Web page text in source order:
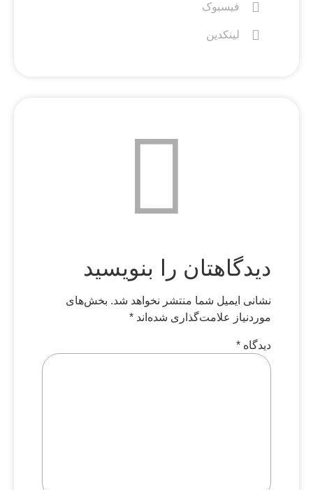
فیسبوک
لینکدین
دیدگاهتان را بنویسید
نشانی ایمیل شما منتشر نخواهد شد. بخش‌های
موردنیاز علامت‌گذاری شده‌اند *
دیدگاه *